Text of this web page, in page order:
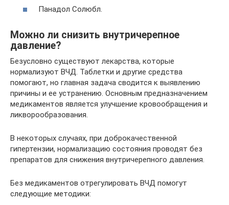
Панадол Солюбл.
Можно ли снизить внутричерепное
давление?
Безусловно существуют лекарства, которые
нормализуют ВЧД. Таблетки и другие средства
помогают, но главная задача сводится к выявлению
причины и ее устранению. Основным предназначением
медикаментов является улучшение кровообращения и
ликворообразования.
В некоторых случаях, при доброкачественной
гипертензии, нормализацию состояния проводят без
препаратов для снижения внутричерепного давления.
Без медикаментов отрегулировать ВЧД помогут
следующие методики: